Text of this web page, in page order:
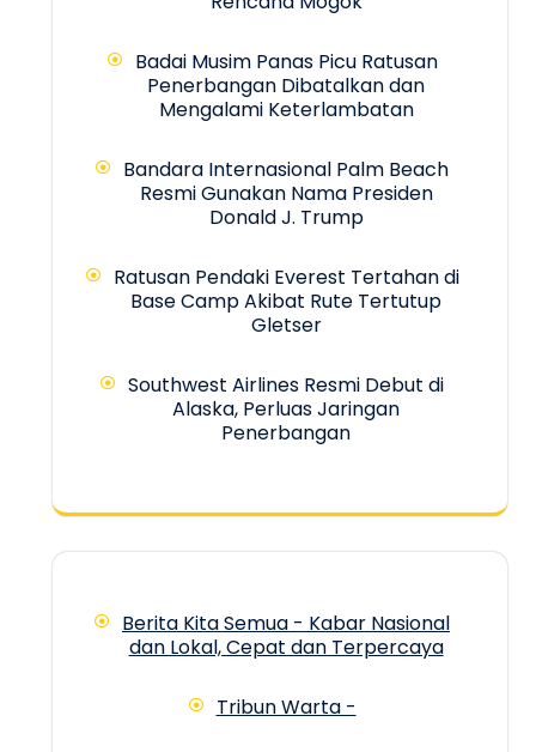
Badai Musim Panas Picu Ratusan
Penerbangan Dibatalkan dan
Mengalami Keterlambatan
Bandara Internasional Palm Beach
Resmi Gunakan Nama Presiden
Donald J. Trump
Ratusan Pendaki Everest Tertahan di
Base Camp Akibat Rute Tertutup
Gletser
Southwest Airlines Resmi Debut di
Alaska, Perluas Jaringan
Penerbangan
Berita Kita Semua - Kabar Nasional
dan Lokal, Cepat dan Terpercaya
Tribun Warta -